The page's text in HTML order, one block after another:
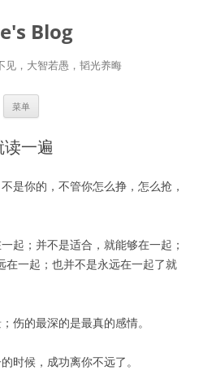
Blog
见，大智若愚，韬光养晦
菜单
一遍
是你的，不管你怎么挣，怎么抢，
起；并不是适合，就能够在一起；
在一起；也并不是永远在一起了就
伤的最深的是最真的感情。
时候，成功离你不远了。